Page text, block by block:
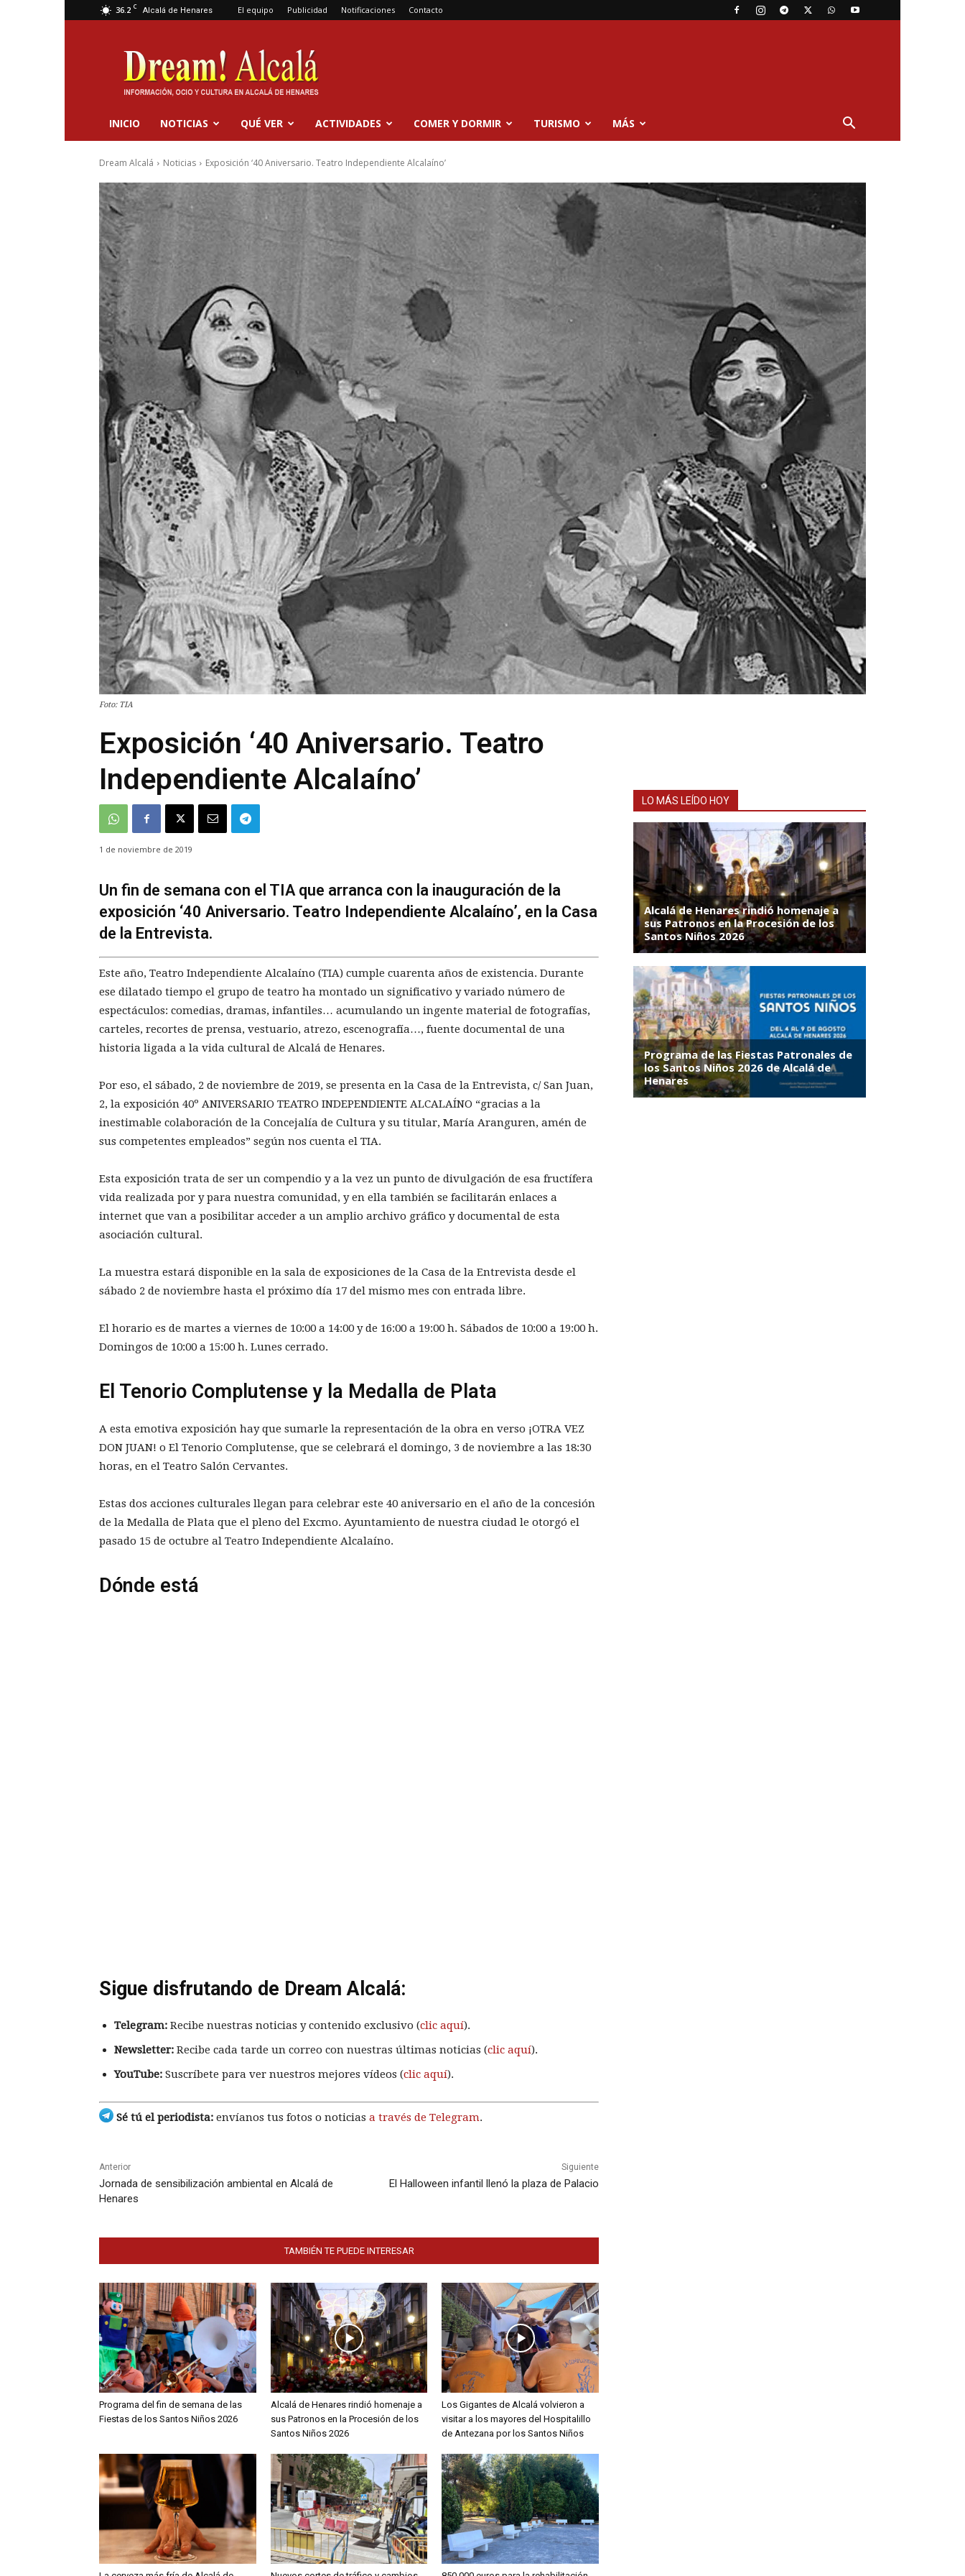
36.2 C Alcalá de Henares El equipo Publicidad Notificaciones Contacto
Dream
Alcalá
INICIO NOTICIAS QUÉ VER ACTIVIDADES COMER Y DORMIR TURISMO MÁS
Dream Alcalá Noticias Exposición ‘40 Aniversario. Teatro Independiente Alcalaíno’
Foto: TIA
Exposición ‘40 Aniversario. Teatro
Independiente Alcalaíno’
1 de noviembre de 2019
Un fin de semana con el TIA que arranca con la inauguración de la
exposición ‘40 Aniversario. Teatro Independiente Alcalaíno’, en la Casa
de la Entrevista.
Este año, Teatro Independiente Alcalaíno (TIA) cumple cuarenta años de existencia. Durante
ese dilatado tiempo el grupo de teatro ha montado un significativo y variado número de
espectáculos: comedias, dramas, infantiles… acumulando un ingente material de fotografías,
carteles, recortes de prensa, vestuario, atrezo, escenografía…, fuente documental de una
historia ligada a la vida cultural de Alcalá de Henares.
Por eso, el sábado, 2 de noviembre de 2019, se presenta en la Casa de la Entrevista, c/ San Juan,
2, la exposición 40º ANIVERSARIO TEATRO INDEPENDIENTE ALCALAÍNO “gracias a la
inestimable colaboración de la Concejalía de Cultura y su titular, María Aranguren, amén de
sus competentes empleados” según nos cuenta el TIA.
Esta exposición trata de ser un compendio y a la vez un punto de divulgación de esa fructífera
vida realizada por y para nuestra comunidad, y en ella también se facilitarán enlaces a
internet que van a posibilitar acceder a un amplio archivo gráfico y documental de esta
asociación cultural.
La muestra estará disponible en la sala de exposiciones de la Casa de la Entrevista desde el
sábado 2 de noviembre hasta el próximo día 17 del mismo mes con entrada libre.
El horario es de martes a viernes de 10:00 a 14:00 y de 16:00 a 19:00 h. Sábados de 10:00 a 19:00 h.
Domingos de 10:00 a 15:00 h. Lunes cerrado.
El Tenorio Complutense y la Medalla de Plata
A esta emotiva exposición hay que sumarle la representación de la obra en verso ¡OTRA VEZ
DON JUAN! o El Tenorio Complutense, que se celebrará el domingo, 3 de noviembre a las 18:30
horas, en el Teatro Salón Cervantes.
Estas dos acciones culturales llegan para celebrar este 40 aniversario en el año de la concesión
de la Medalla de Plata que el pleno del Excmo. Ayuntamiento de nuestra ciudad le otorgó el
pasado 15 de octubre al Teatro Independiente Alcalaíno.
Dónde está
Sigue disfrutando de Dream Alcalá:
Telegram: Recibe nuestras noticias y contenido exclusivo (clic aquí).
Newsletter: Recibe cada tarde un correo con nuestras últimas noticias (clic aquí).
YouTube: Suscríbete para ver nuestros mejores vídeos (clic aquí).
Sé tú el periodista: envíanos tus fotos o noticias a través de Telegram.
Anterior
Jornada de sensibilización ambiental en Alcalá de
Henares
Siguiente
El Halloween infantil llenó la plaza de Palacio
TAMBIÉN TE PUEDE INTERESAR
Programa del fin de semana de las
Fiestas de los Santos Niños 2026
Alcalá de Henares rindió homenaje a
sus Patronos en la Procesión de los
Santos Niños 2026
Los Gigantes de Alcalá volvieron a
visitar a los mayores del Hospitalillo
de Antezana por los Santos Niños
LO MÁS LEÍDO HOY